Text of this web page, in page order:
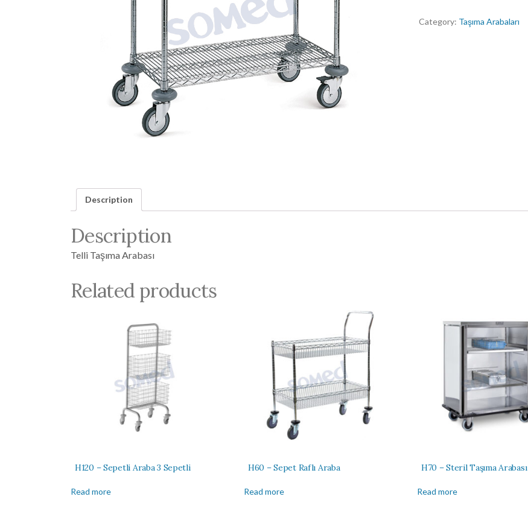
Category: Taşıma Arabaları
Description
Description
Telli Taşıma Arabası
Related products
H120 – Sepetli Araba 3 Sepetli
Read more
H60 – Sepet Raflı Araba
Read more
H70 – Steril Taşıma Arabası
Read more